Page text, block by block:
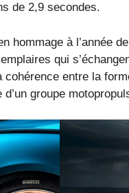
de 2,9 secondes.
hommage à l’année
qui
cohérence entre la
groupe